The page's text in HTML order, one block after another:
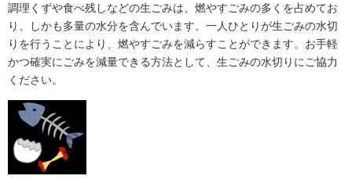
調理くずや食べ残しなどの生ごみは、燃やすごみの多くを占めてお
り、しかも多量の水分を含んでいます。一人ひとりが生ごみの水切
りを行うことにより、燃やすごみを減らすことができます。お手軽
かつ確実にごみを減量できる方法として、生ごみの水切りにご協力
ください。